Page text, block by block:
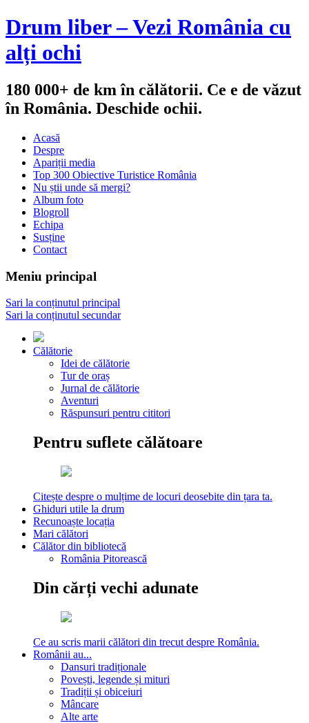
Drum liber – Vezi România cu
alți ochi
180 000+ de km în călătorii. Ce e de văzut
în România. Deschide ochii.
Acasă
Despre
Apariții media
Top 300 Obiective Turistice România
Nu știi unde să mergi?
Album foto
Blogroll
Echipa
Susține
Contact
Meniu principal
Sari la conținutul principal
Sari la conținutul secundar
Călătorie
Idei de călătorie
Tur de oraș
Jurnal de călătorie
Aventuri
Răspunsuri pentru cititori
Pentru suflete călătoare
Citește despre o mulțime de locuri deosebite din țara ta.
Ghiduri utile la drum
Recunoaște locația
Mari călători
Călător din bibliotecă
România Pitorească
Din cărți vechi adunate
Ce au scris marii călători din trecut despre România.
Românii au...
Dansuri tradiționale
Povești, legende și mituri
Tradiții și obiceiuri
Mâncare
Alte arte